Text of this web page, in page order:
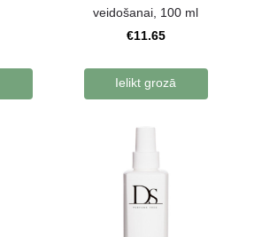
veidošanai, 100 ml
€11.65
Ielikt grozā